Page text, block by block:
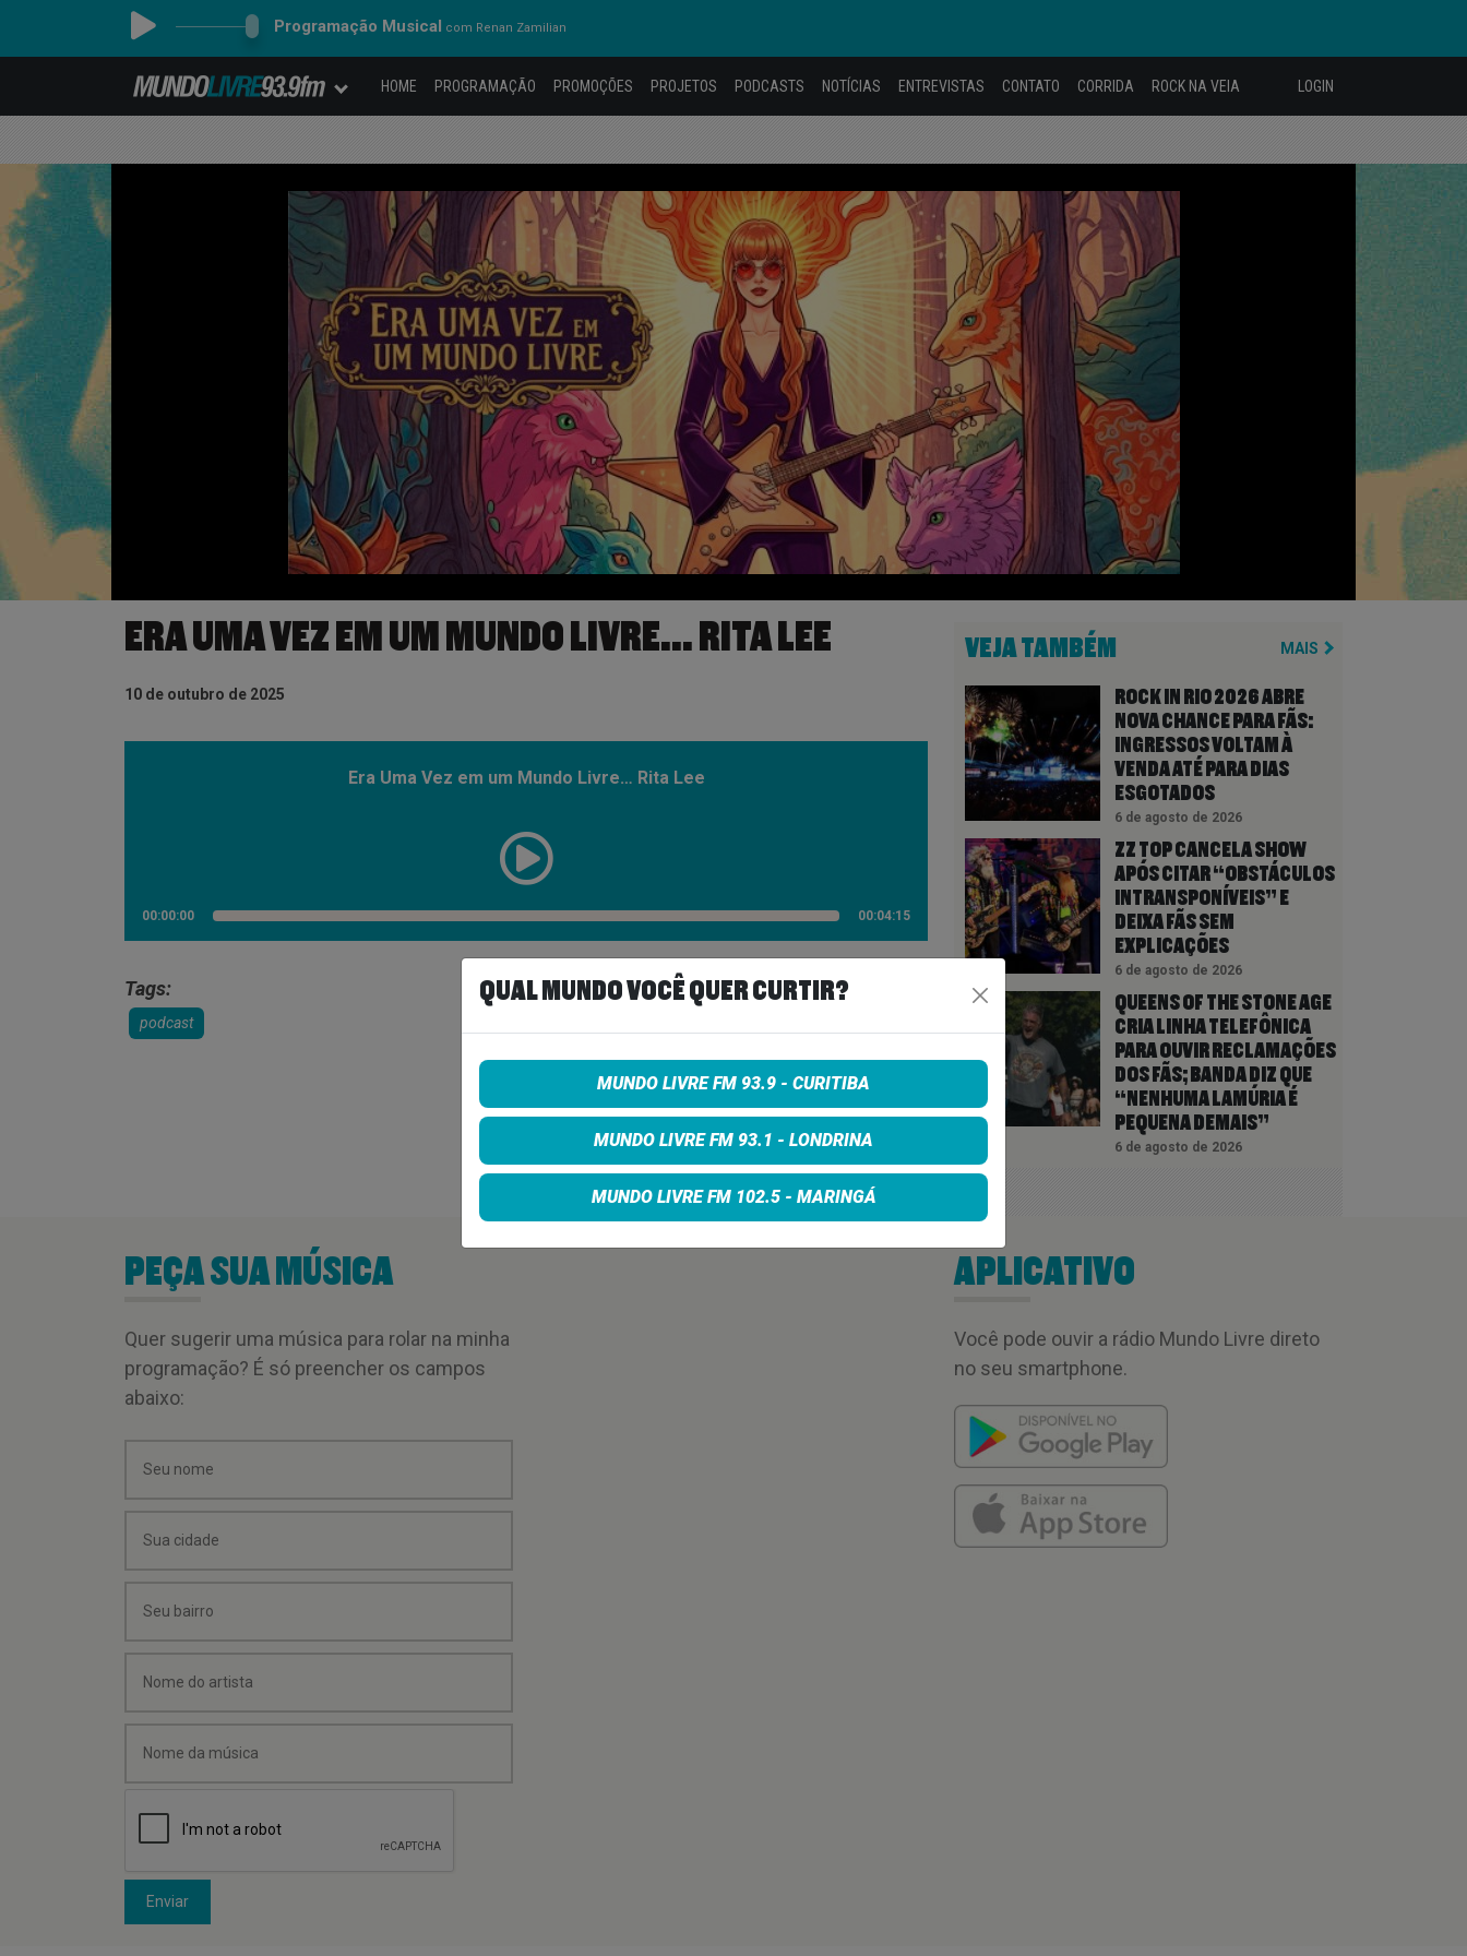
Programação Musical com Renan Zamilian
HOME PROGRAMAÇÃO PROMOÇÕES PROJETOS PODCASTS NOTÍCIAS ENTREVISTAS CONTATO CORRIDA ROCK NA VEIA LOGIN
ERA UMA VEZ EM UM MUNDO LIVRE… RITA LEE
10 de outubro de 2025
Era Uma Vez em um Mundo Livre… Rita Lee
00:00:00 00:04:15
Tags:
podcast
VEJA TAMBÉM MAIS
ROCK IN RIO 2026 ABRE
NOVA CHANCE PARA FÃS:
INGRESSOS VOLTAM À
VENDA ATÉ PARA DIAS
ESGOTADOS
6 de agosto de 2026
ZZ TOP CANCELA SHOW
APÓS CITAR “OBSTÁCULOS
INTRANSPONÍVEIS” E
DEIXA FÃS SEM
EXPLICAÇÕES
6 de agosto de 2026
QUEENS OF THE STONE AGE
CRIA LINHA TELEFÔNICA
PARA OUVIR RECLAMAÇÕES
DOS FÃS; BANDA DIZ QUE
“NENHUMA LAMÚRIA É
PEQUENA DEMAIS”
6 de agosto de 2026
PEÇA SUA MÚSICA
Quer sugerir uma música para rolar na minha
programação? É só preencher os campos
abaixo:
Enviar
APLICATIVO
Você pode ouvir a rádio Mundo Livre direto
no seu smartphone.
QUAL MUNDO VOCÊ QUER CURTIR?
MUNDO LIVRE FM 93.9 - CURITIBA
MUNDO LIVRE FM 93.1 - LONDRINA
MUNDO LIVRE FM 102.5 - MARINGÁ